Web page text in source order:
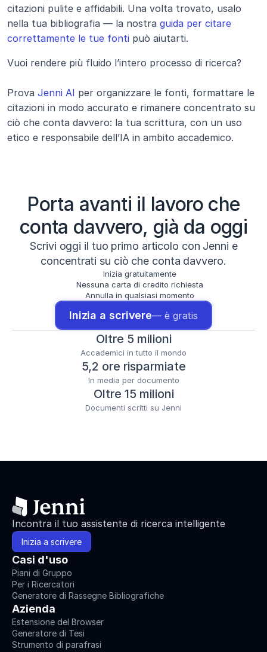
citazioni pulite e affidabili. Una volta trovato, usalo
nella tua bibliografia — la nostra guida per citare
correttamente le tue fonti può aiutarti.
Vuoi rendere più fluido l’intero processo di ricerca?
Prova Jenni AI per organizzare le fonti, formattare le
citazioni in modo accurato e rimanere concentrato su
ciò che conta davvero: la tua scrittura, con un uso
etico e responsabile dell’IA in ambito accademico.
Porta avanti il lavoro che
conta davvero, già da oggi
Scrivi oggi il tuo primo articolo con Jenni e
concentrati su ciò che conta davvero.
Inizia gratuitamente
Nessuna carta di credito richiesta
Annulla in qualsiasi momento
Inizia a scrivere— è gratis
Oltre 5 milioni
Accademici in tutto il mondo
5,2 ore risparmiate
In media per documento
Oltre 15 milioni
Documenti scritti su Jenni
Incontra il tuo assistente di ricerca intelligente
Inizia a scrivere
Casi d'uso
Piani di Gruppo
Per i Ricercatori
Generatore di Rassegne Bibliografiche
Azienda
Estensione del Browser
Generatore di Tesi
Strumento di parafrasi